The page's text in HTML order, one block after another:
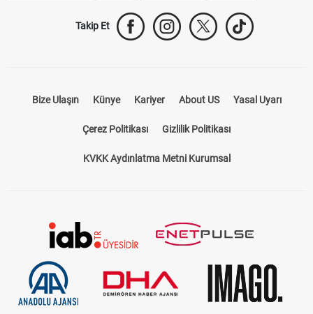
Takip Et
Bize Ulaşın Künye Kariyer About US Yasal Uyarı
Çerez Politikası Gizlilik Politikası
KVKK Aydınlatma Metni Kurumsal